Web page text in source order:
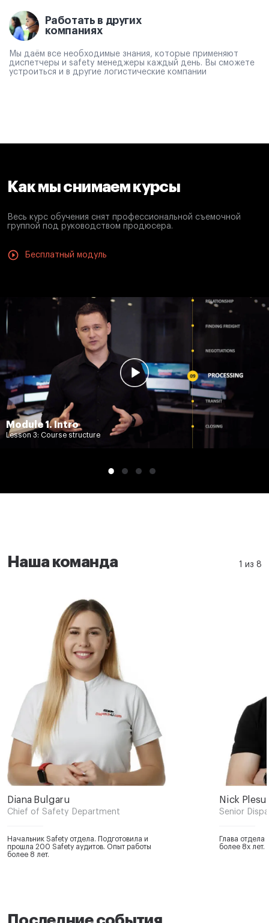
Работать в других
компаниях
Мы даём все необходимые знания, которые применяют
диспетчеры и safety менеджеры каждый день. Вы сможете
устроиться и в другие логистические компании
Как мы снимаем курсы
Весь курс обучения снят профессиональной съемочной
группой под руководством продюсера.
Бесплатный модуль
Module 1. Intro
Lesson 3: Course structure
Наша команда 1 из 8
Diana Bulgaru
Chief of Safety Department
Начальник Safety отдела. Подготовила и
прошла 200 Safety аудитов. Опыт работы
более 8 лет.
Nick
Senior
Глава отдела
более 8х лет.